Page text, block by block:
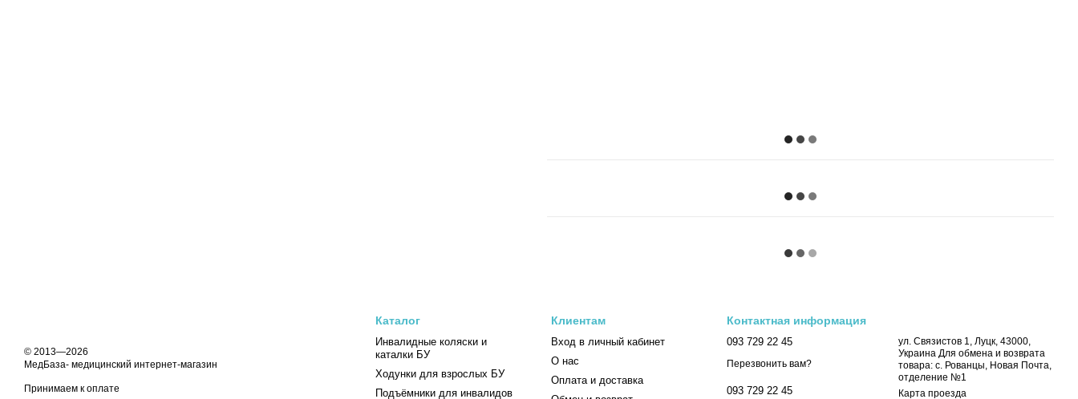
© 2013—2026
МедБаза- медицинский интернет-магазин
Принимаем к оплате
Каталог
Инвалидные коляски и
каталки БУ
Ходунки для взрослых БУ
Подъёмники для инвалидов
Клиентам
Вход в личный кабинет
О нас
Оплата и доставка
Контактная информация
093 729 22 45
Перезвонить вам?
093 729 22 45
ул. Связистов 1, Луцк, 43000,
Украина Для обмена и возврата
товара: с. Рованцы, Новая Почта,
отделение №1
Карта проезда